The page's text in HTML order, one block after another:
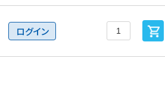
ログイン